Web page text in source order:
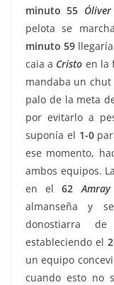
minuto 55 Óliver
pelota se
minuto 59
caia a Cristo en la
mandaba un
palo de la meta
por evitarlo a
suponía el 1-0
ese momento,
ambos equipos.
en el62 Amray
almanseña y
donostiarra
estableciendo el
un equipo
cuando esto no